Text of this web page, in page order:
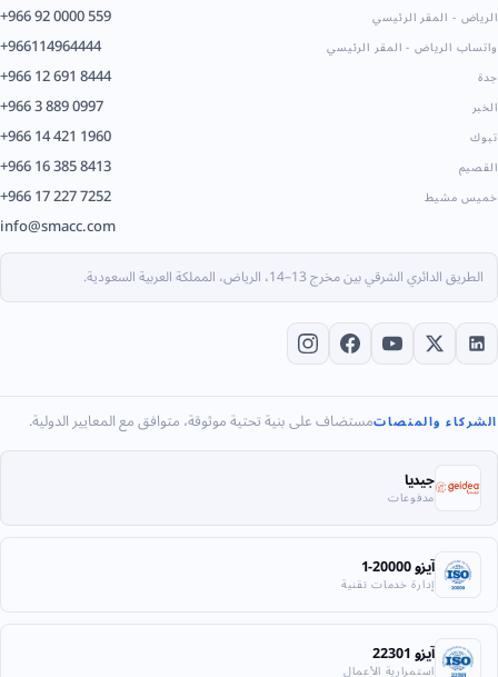
+966 92 0000 559 الرياض - المقر الرئيسي
+966114964444 واتساب الرياض - المقر الرئيسي
+966 12 691 8444 جدة
+966 3 889 0997 الخبر
+966 14 421 1960 تبوك
+966 16 385 8413 القصيم
+966 17 227 7252 خميس مشيط
info@smacc.com
الطريق الدائري الشرقي بين مخرج 13–14، الرياض، المملكة العربية السعودية.
الشركاء والمنصاتمستضاف على بنية تحتية موثوقة، متوافق مع المعايير الدولية.
جيديا
مدفوعات
آيزو 20000-1
إدارة خدمات تقنية
آيزو 22301
استمرارية الأعمال